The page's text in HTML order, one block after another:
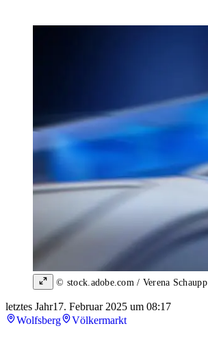
© stock.adobe.com / Verena Schaupp
letztes Jahr17. Februar 2025 um 08:17
Wolfsberg
Völkermarkt